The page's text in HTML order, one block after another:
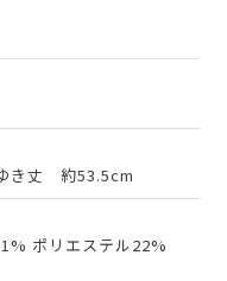
き丈 約53.5cm
ポリエステル22%